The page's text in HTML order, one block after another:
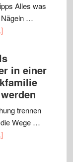
Alles was
Nägeln …
in einer
trennen
Wege …